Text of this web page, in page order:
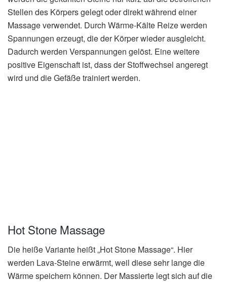
Stellen des Körpers gelegt oder direkt während einer
Massage verwendet. Durch Wärme-Kälte Reize werden
Spannungen erzeugt, die der Körper wieder ausgleicht.
Dadurch werden Verspannungen gelöst. Eine weitere
positive Eigenschaft ist, dass der Stoffwechsel angeregt
wird und die Gefäße trainiert werden.
Hot Stone Massage
Die heiße Variante heißt „Hot Stone Massage“. Hier
werden Lava-Steine erwärmt, weil diese sehr lange die
Wärme speichern können. Der Massierte legt sich auf die